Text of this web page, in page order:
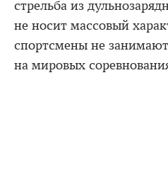
стрельба из
не носит массовый
спортсмены не
на мировых